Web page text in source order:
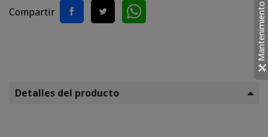
Compartir
Detalles del producto
Mantenimiento